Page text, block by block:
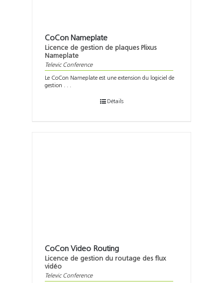
CoCon Nameplate
Licence de gestion de plaques Plixus
Nameplate
Televic Conference
Le CoCon Nameplate est une extension du logiciel de
gestion . . .
Détails
CoCon Video Routing
Licence de gestion du routage des flux
vidéo
Televic Conference